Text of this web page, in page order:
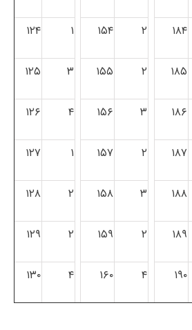
۱۸۴ ۲ ۱۵۴ ۱ ۱۲۴
۱۸۵ ۲ ۱۵۵ ۳ ۱۲۵
۱۸۶ ۳ ۱۵۶ ۴ ۱۲۶
۱۸۷ ۲ ۱۵۷ ۱ ۱۲۷
۱۸۸ ۳ ۱۵۸ ۲ ۱۲۸
۱۸۹ ۲ ۱۵۹ ۲ ۱۲۹
۱۹۰ ۴ ۱۶۰ ۴ ۱۳۰